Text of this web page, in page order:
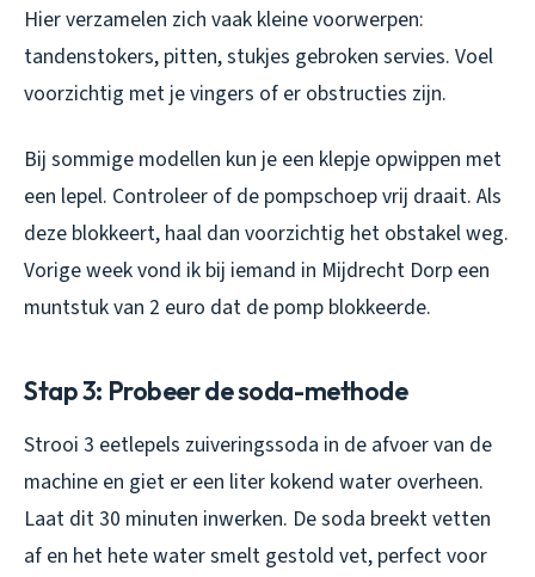
Hier verzamelen zich vaak kleine voorwerpen:
tandenstokers, pitten, stukjes gebroken servies. Voel
voorzichtig met je vingers of er obstructies zijn.
Bij sommige modellen kun je een klepje opwippen met
een lepel. Controleer of de pompschoep vrij draait. Als
deze blokkeert, haal dan voorzichtig het obstakel weg.
Vorige week vond ik bij iemand in Mijdrecht Dorp een
muntstuk van 2 euro dat de pomp blokkeerde.
Stap 3: Probeer de soda-methode
Strooi 3 eetlepels zuiveringssoda in de afvoer van de
machine en giet er een liter kokend water overheen.
Laat dit 30 minuten inwerken. De soda breekt vetten
af en het hete water smelt gestold vet, perfect voor